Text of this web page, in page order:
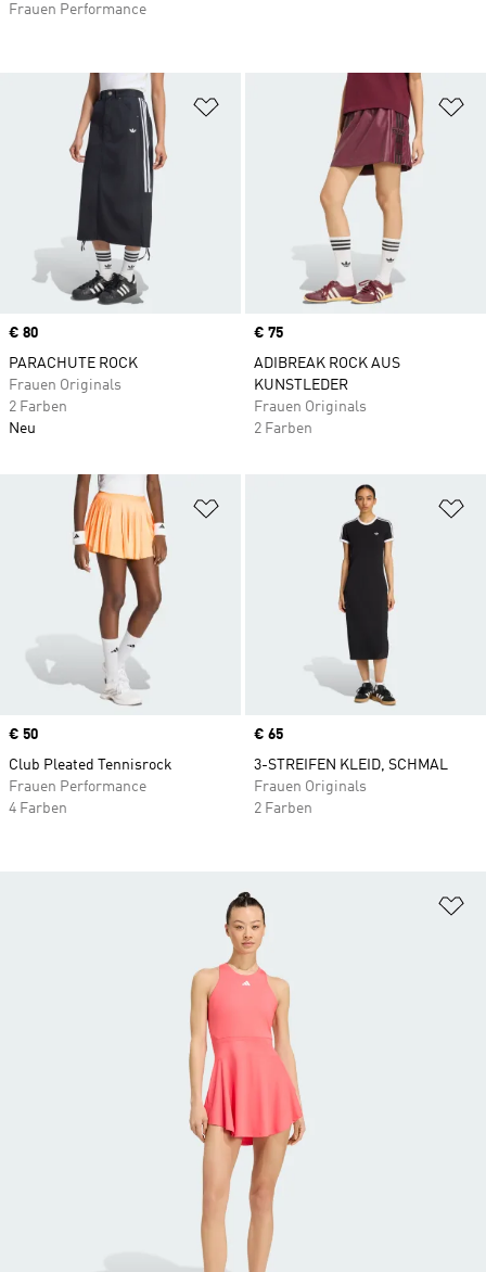
Zur Wunschliste hinzufügen
Price
€ 80
PARACHUTE ROCK
Frauen Originals
2 Farben
Neu
Price
€ 75
ADIBREAK ROCK AUS
KUNSTLEDER
Frauen Originals
2 Farben
Zur Wunschliste hinzufügen
Price
€ 50
Club Pleated Tennisrock
Frauen Performance
4 Farben
Price
€ 65
3-STREIFEN KLEID, SCHMAL
Frauen Originals
2 Farben
Frauen Performance